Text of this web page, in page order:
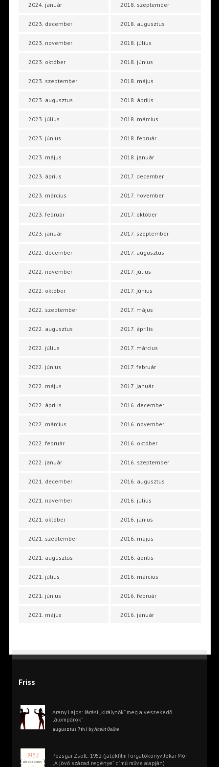
2024. január
2023. december
2023. november
2023. október
2023. szeptember
2023. augusztus
2023. július
2023. június
2023. május
2023. április
2023. március
2023. február
2023. január
2022. december
2022. november
2022. október
2022. szeptember
2022. augusztus
2022. július
2022. június
2022. május
2022. április
2022. március
2022. február
2022. január
2021. december
2021. november
2021. október
2021. szeptember
2021. augusztus
2021. július
2021. június
2021. május
2018. szeptember
2018. augusztus
2018. július
2018. június
2018. május
2018. április
2018. március
2018. február
2018. január
2017. december
2017. november
2017. október
2017. szeptember
2017. augusztus
2017. július
2017. június
2017. május
2017. április
2017. március
2017. február
2017. január
2016. december
2016. november
2016. október
2016. szeptember
2016. augusztus
2016. július
2016. június
2016. május
2016. április
2016. március
2016. február
2016. január
Friss
Arany Lajos: Járási „királynők” meg a veszekedő
„álompárok”
augusztus 7th | byNapút Online
Pozsgai Zsolt: 1952 (játékfilm forgatókönyv Jókai Mór
„A jövő század regénye” című műve alapján)